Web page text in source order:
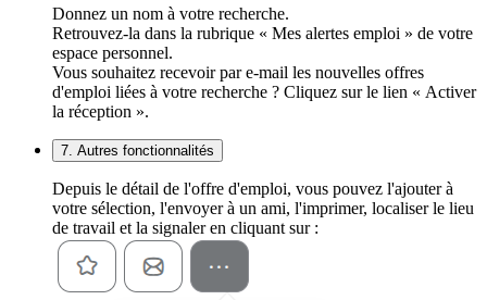
Donnez un nom à votre recherche.
Retrouvez-la dans la rubrique « Mes alertes emploi » de votre
espace personnel.
Vous souhaitez recevoir par e-mail les nouvelles offres
d'emploi liées à votre recherche ? Cliquez sur le lien « Activer
la réception ».
7. Autres fonctionnalités
Depuis le détail de l'offre d'emploi, vous pouvez l'ajouter à
votre sélection, l'envoyer à un ami, l'imprimer, localiser le lieu
de travail et la signaler en cliquant sur :